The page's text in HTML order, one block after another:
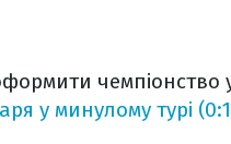
у минулому турі